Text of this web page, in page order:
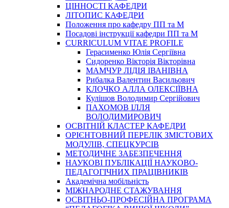
ЦІННОСТІ КАФЕДРИ
ЛІТОПИС КАФЕДРИ
Положення про кафедру ПП та М
Посадові інструкції кафедри ПП та М
CURRICULUM VITAE PROFILE
Герасименко Юлія Сергіївна
Сидоренко Вікторія Вікторівна
МАМЧУР ЛІДІЯ ІВАНІВНА
Рибалка Валентин Васильович
КЛОЧКО АЛЛА ОЛЕКСІЇВНА
Кулішов Володимир Сергійович
ПАХОМОВ ІЛЛЯ
ВОЛОДИМИРОВИЧ
ОСВІТНІЙ КЛАСТЕР КАФЕДРИ
ОРІЄНТОВНИЙ ПЕРЕЛІК ЗМІСТОВИХ
МОДУЛІВ, СПЕЦКУРСІВ
МЕТОДИЧНЕ ЗАБЕЗПЕЧЕННЯ
НАУКОВІ ПУБЛІКАЦІЇ НАУКОВО-
ПЕДАГОГІЧНИХ ПРАЦІВНИКІВ
Академічна мобільність
МІЖНАРОДНЕ СТАЖУВАННЯ
ОСВІТНЬО-ПРОФЕСІЙНА ПРОГРАМА